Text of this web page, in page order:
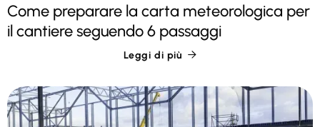
Come preparare la carta meteorologica per
il cantiere seguendo 6 passaggi
Leggi di più 